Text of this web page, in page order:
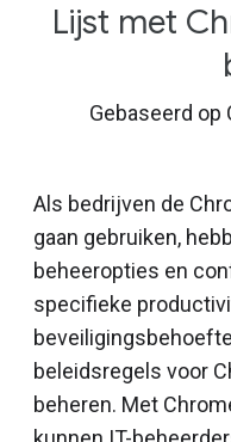
Elk platform
Inclusief beëindigd
Lijst met
Gebaseerd op
Als bedrijven de
gaan gebruiken,
beheeropties en
specifieke
beleidsregels voor
beheren. Met